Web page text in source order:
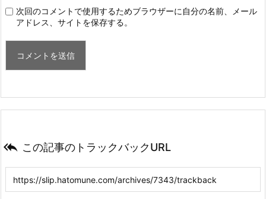
次回のコメントで使用するためブラウザーに自分の名前、メール
アドレス、サイトを保存する。
 この記事のトラックバックURL